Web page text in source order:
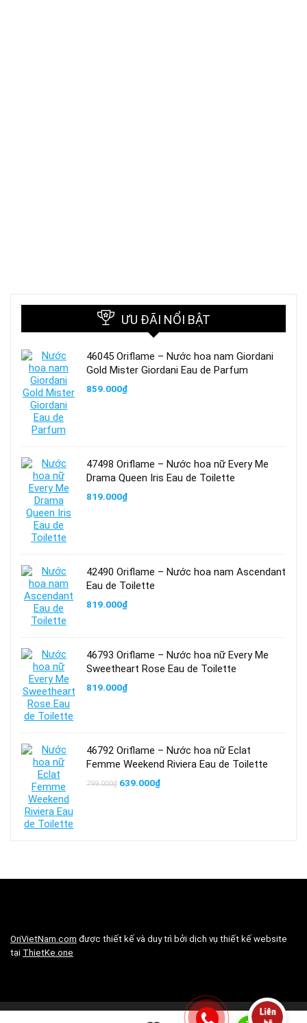
0
ƯU ĐÃI NỔI BẬT
46045 Oriflame – Nước hoa nam Giordani
Gold Mister Giordani Eau de Parfum
859.000₫
47498 Oriflame – Nước hoa nữ Every Me
Drama Queen Iris Eau de Toilette
819.000₫
42490 Oriflame – Nước hoa nam Ascendant
Eau de Toilette
819.000₫
46793 Oriflame – Nước hoa nữ Every Me
Sweetheart Rose Eau de Toilette
819.000₫
46792 Oriflame – Nước hoa nữ Eclat
Femme Weekend Riviera Eau de Toilette
799.000₫ Giá
639.000₫Giá
OriVietNam.com được thiết kế và duy trì bởi dịch vụ thiết kế website
tại ThietKe.one
Copyright © 2019 OriVietNam.com All rights reserved | Trang web của